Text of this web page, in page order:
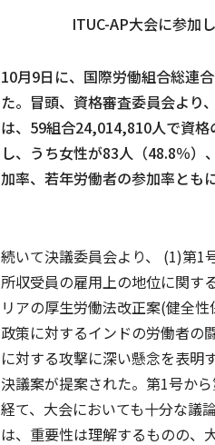
ITUC-AP大会に参加
10月9日に、国際労働組合総連
た。冒頭、資格審査委員会より
は、59組合24,014,810人で資
し、うち女性が83人（48.8％
加率、若年労働者の参加率とも
続いて決議委員会より、 (1)第1
所収受員の雇用上の地位に関す
リアの厚生労働法改正案(健全
政策に対するインドの労働者の
に対する攻撃に深い懸念を表明
決議案が提案された。第1号か
経て、大会においても十分な議
は、重要性は理解するものの、